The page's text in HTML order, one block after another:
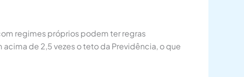
regimes próprios podem ter regras
de 2,5 vezes o teto da Previdência, o que